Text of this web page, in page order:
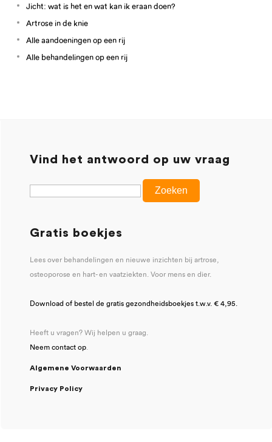
Jicht: wat is het en wat kan ik eraan doen?
Artrose in de knie
Alle aandoeningen op een rij
Alle behandelingen op een rij
Vind het antwoord op uw vraag
Gratis boekjes
Lees over behandelingen en nieuwe inzichten bij artrose,
osteoporose en hart- en vaatziekten. Voor mens en dier.
Download of bestel de gratis gezondheidsboekjes t.w.v. € 4,95.
Heeft u vragen? Wij helpen u graag.
Neem contact op.
Algemene Voorwaarden
Privacy Policy